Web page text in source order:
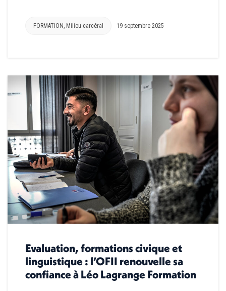
FORMATION Milieu carcéral 19 septembre 2025
Evaluation, formations civique et
linguistique : l’OFII renouvelle sa
confiance à Léo Lagrange Formation